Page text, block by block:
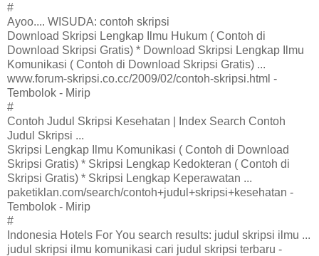
#
Ayoo.... WISUDA: contoh skripsi
Download Skripsi Lengkap Ilmu Hukum ( Contoh di
Download Skripsi Gratis) * Download Skripsi Lengkap Ilmu
Komunikasi ( Contoh di Download Skripsi Gratis) ...
www.forum-skripsi.co.cc/2009/02/contoh-skripsi.html -
Tembolok - Mirip
#
Contoh Judul Skripsi Kesehatan | Index Search Contoh
Judul Skripsi ...
Skripsi Lengkap Ilmu Komunikasi ( Contoh di Download
Skripsi Gratis) * Skripsi Lengkap Kedokteran ( Contoh di
Skripsi Gratis) * Skripsi Lengkap Keperawatan ...
paketiklan.com/search/contoh+judul+skripsi+kesehatan -
Tembolok - Mirip
#
Indonesia Hotels For You search results: judul skripsi ilmu ...
judul skripsi ilmu komunikasi cari judul skripsi terbaru -